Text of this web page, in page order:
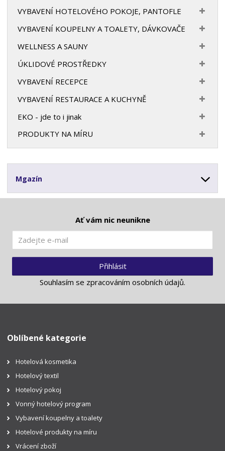
VYBAVENÍ HOTELOVÉHO POKOJE, PANTOFLE
VYBAVENÍ KOUPELNY A TOALETY, DÁVKOVAČE
WELLNESS A SAUNY
ÚKLIDOVÉ PROSTŘEDKY
VYBAVENÍ RECEPCE
VYBAVENÍ RESTAURACE A KUCHYNĚ
EKO - jde to i jinak
PRODUKTY NA MÍRU
Mgazín
Ať vám nic neunikne
Přihlásit
Souhlasím se zpracováním osobních údajů.
Oblíbené kategorie
Hotelová kosmetika
Hotelový textil
Hotelový pokoj
Vonný hotelový program
Vybavení koupelny a toalety
Hotelové produkty na míru
Vrácení zboží